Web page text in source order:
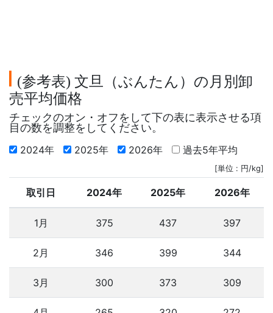
(参考表) 文旦（ぶんたん）の月別卸
売平均価格
チェックのオン・オフをして下の表に表示させる項
目の数を調整をしてください。
2024年 2025年 2026年 過去5年平均
[単位 : 円/kg]
取引日 2024年 2025年 2026年
1月 375 437 397
2月 346 399 344
3月 300 373 309